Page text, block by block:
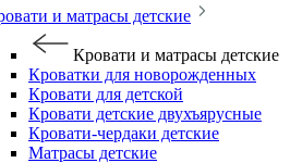
и матрасы детские
Кровати и матрасы детские
Кроватки для новорожденных
Кровати для детской
Кровати детские двухъярусные
Кровати-чердаки детские
Матрасы детские